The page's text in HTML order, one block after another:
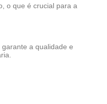
o que é crucial para a
a qualidade e